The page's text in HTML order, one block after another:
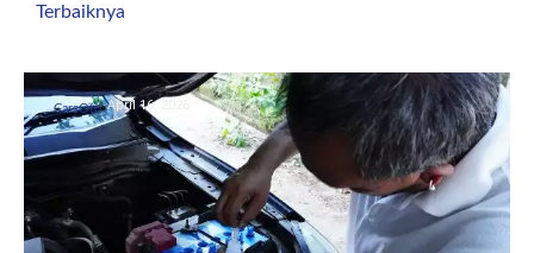
Terbaiknya
CarsOto April 16, 2026